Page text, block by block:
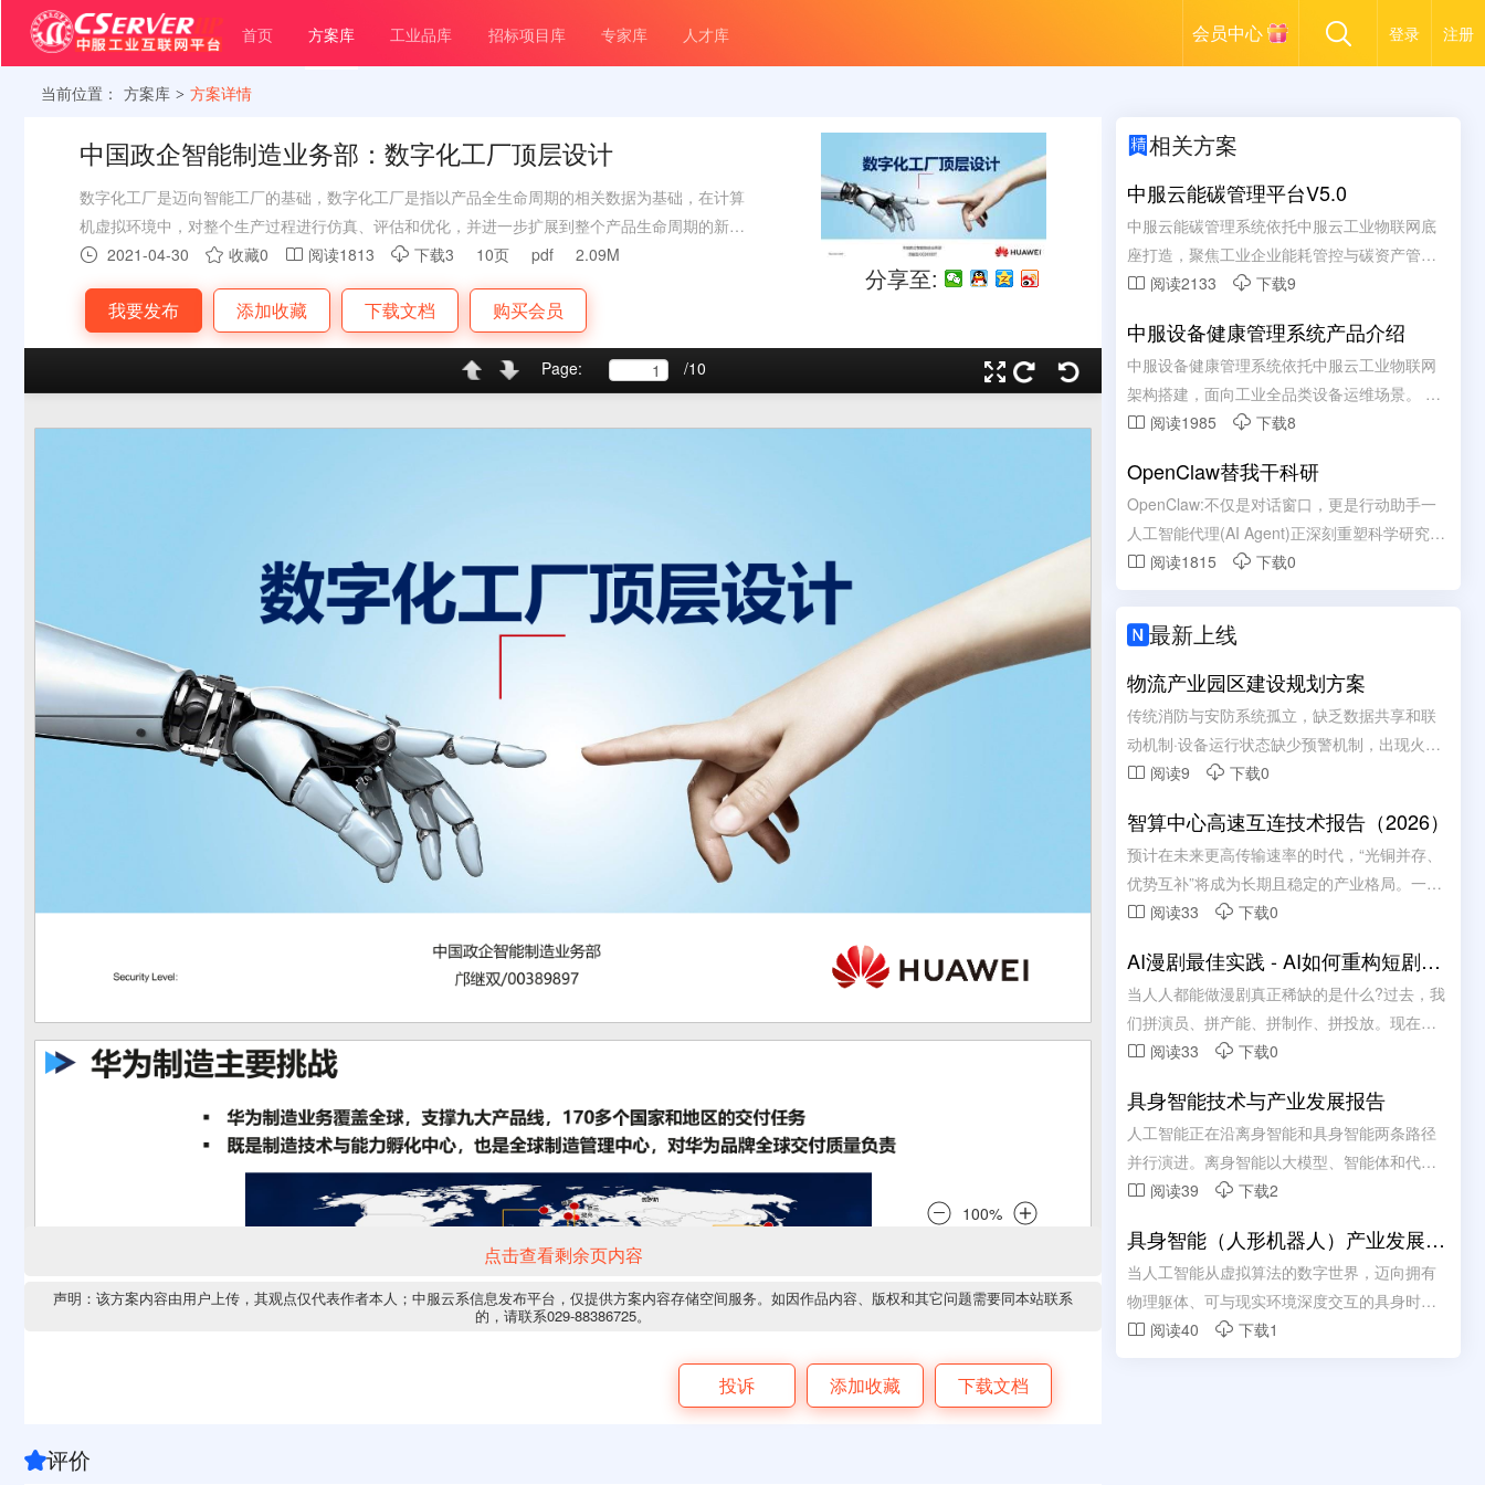
首页 方案库 工业品库 招标项目库 专家库 人才库 会员中心 登录 注册
当前位置： 方案库 > 方案详情
中国政企智能制造业务部：数字化工厂顶层设计
数字化工厂是迈向智能工厂的基础，数字化工厂是指以产品全生命周期的相关数据为基础，在计算
机虚拟环境中，对整个生产过程进行仿真、评估和优化，并进一步扩展到整个产品生命周期的新型
生产组织方式。是现代数字制造技术与计算机仿真技术相结合的产物，同时具有其鲜明的特征。它
的出现给基础制造业注入了新的活力，主要作为沟通产品设计和产品制造之间的桥梁。
 2021-04-30  收藏0  阅读1813  下载3 10页 pdf 2.09M
我要发布 添加收藏 下载文档 购买会员
分享至:
点击查看剩余页内容
声明：该方案内容由用户上传，其观点仅代表作者本人；中服云系信息发布平台，仅提供方案内容存储空间服务。如因作品内容、版权和其它问题需要同本站联系
的，请联系029-88386725。
投诉 添加收藏 下载文档
评价
相关方案
中服云能碳管理平台V5.0
中服云能碳管理系统依托中服云工业物联网底
座打造，聚焦工业企业能耗管控与碳资产管理
需求。 系统整合水、电、气、热等多类能源数
析。 依托数字化手段精准核算碳排放总量，助
力企业摸清碳排底数、合规完成台账管理。 通
过节能诊断、能耗优化策略推送，有效降低生
产能耗与运营成本。 全方位赋能企业绿色低碳
线。
 阅读2133  下载9
中服设备健康管理系统产品介绍
中服设备健康管理系统依托中服云工业物联网
架构搭建，面向工业全品类设备运维场景。 融
合实时数据采集、状态监测、故障诊断核心能
与 AI 算法分析设备隐患，实现从被动维修向预
测性维护升级。 有效降低设备故障率、减少停
机损失，简化线下运维管理流程。 助力工厂实
现设备数字化管控，保障产线高效、稳定、安
 阅读1985  下载8
OpenClaw替我干科研
OpenClaw:不仅是对话窗口，更是行动助手一
人工智能代理(AI Agent)正深刻重塑科学研究基
本范式，OpenClaw成为2026年开源AI代理平
 阅读1815  下载0
 最新上线
物流产业园区建设规划方案
传统消防与安防系统孤立，缺乏数据共享和联
动机制·设备运行状态缺少预警机制，出现火
警，才发现设备故障无法使用，错过最佳处理
场数据回传·设备巡检手工纸字抄录，维护记录
无法有效追溯
 阅读9  下载0
智算中心高速互连技术报告（2026）
预计在未来更高传输速率的时代，“光铜并存、
优势互补”将成为长期且稳定的产业格局。一个
务实且高效的智算中心互连架构，应该是铜负
在成本、功耗及散热上的综合优势，承接机柜
内及柜间近端的短距互连;光互连则依托其高带
宽与低损耗传输特性，承担起跨机柜及远距离
通信的重任。二者并非简单的替代关系，而是
 阅读33  下载0
AI漫剧最佳实践 - AI如何重构短剧内
容生产链路
当人人都能做漫剧真正稀缺的是什么?过去，我
们拼演员、拼产能、拼制作、拼投放。现在，
当产能不在稀缺，真正的痛点是什么?
 阅读33  下载0
具身智能技术与产业发展报告
人工智能正在沿离身智能和具身智能两条路径
并行演进。离身智能以大模型、智能体和代理
式软件系统为代表，重点提升数字空间的信息
步把模型能力延伸到物理世界，通过“AI大脑+物
理载体+环境交互”形成感知、认知、决策、执
行和学习闭环。离身智能决定数字生产力扩张
速度，具身智能决定人工智能能否真正进入制
 阅读39  下载2
具身智能（人形机器人）产业发展蓝
皮书（2026年）
当人工智能从虚拟算法的数字世界，迈向拥有
物理躯体、可与现实环境深度交互的具身时
代，人形机器人作为具身智能最具代表性、最
 阅读40  下载1